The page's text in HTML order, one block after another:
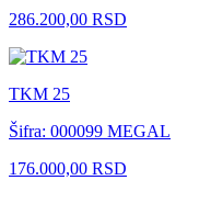
286.200,00 RSD
TKM 25
Šifra: 000099 MEGAL
176.000,00 RSD